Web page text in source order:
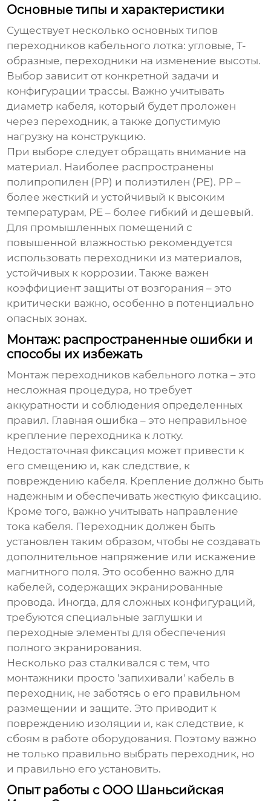
Основные типы и характеристики
Существует несколько основных типов
переходников кабельного лотка: угловые, T-
образные, переходники на изменение высоты.
Выбор зависит от конкретной задачи и
конфигурации трассы. Важно учитывать
диаметр кабеля, который будет проложен
через переходник, а также допустимую
нагрузку на конструкцию.
При выборе следует обращать внимание на
материал. Наиболее распространены
полипропилен (PP) и полиэтилен (PE). PP –
более жесткий и устойчивый к высоким
температурам, PE – более гибкий и дешевый.
Для промышленных помещений с
повышенной влажностью рекомендуется
использовать переходники из материалов,
устойчивых к коррозии. Также важен
коэффициент защиты от возгорания – это
критически важно, особенно в потенциально
опасных зонах.
Монтаж: распространенные ошибки и
способы их избежать
Монтаж переходников кабельного лотка – это
несложная процедура, но требует
аккуратности и соблюдения определенных
правил. Главная ошибка – это неправильное
крепление переходника к лотку.
Недостаточная фиксация может привести к
его смещению и, как следствие, к
повреждению кабеля. Крепление должно быть
надежным и обеспечивать жесткую фиксацию.
Кроме того, важно учитывать направление
тока кабеля. Переходник должен быть
установлен таким образом, чтобы не создавать
дополнительное напряжение или искажение
магнитного поля. Это особенно важно для
кабелей, содержащих экранированные
провода. Иногда, для сложных конфигураций,
требуются специальные заглушки и
переходные элементы для обеспечения
полного экранирования.
Несколько раз сталкивался с тем, что
монтажники просто 'запихивали' кабель в
переходник, не заботясь о его правильном
размещении и защите. Это приводит к
повреждению изоляции и, как следствие, к
сбоям в работе оборудования. Поэтому важно
не только правильно выбрать переходник, но
и правильно его установить.
Опыт работы с ООО Шаньсийская